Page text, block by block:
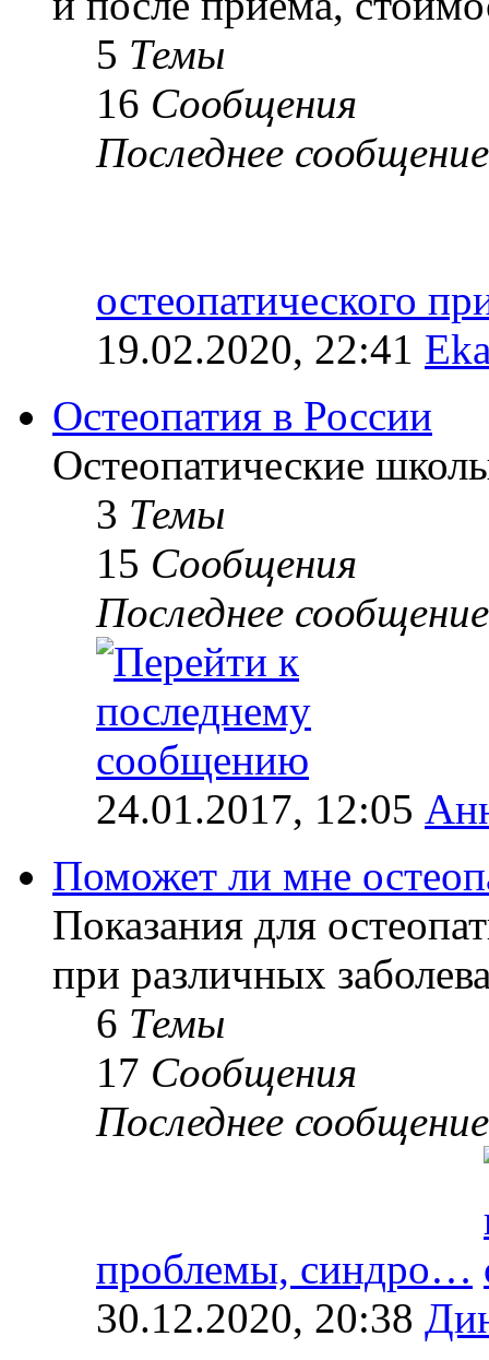
5 Темы
16 Сообщения
Последнее сообщение
остеопатического
19.02.2020, 22:41
Остеопатия в России
Остеопатические
3 Темы
15 Сообщения
Последнее сообщение
24.01.2017, 12:05
Поможет ли мне
Показания для
при различных
6 Темы
17 Сообщения
Последнее сообщение
проблемы, синдро…
30.12.2020, 20:38